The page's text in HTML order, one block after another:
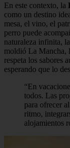
En este contexto, la
como un destino
mesa, el vino, el
perro puede
naturaleza infinita,
moldió La Mancha,
respeta los sabores
esperando que lo
“En
todos. Las
para ofrecer
ritmo,
alojamientos